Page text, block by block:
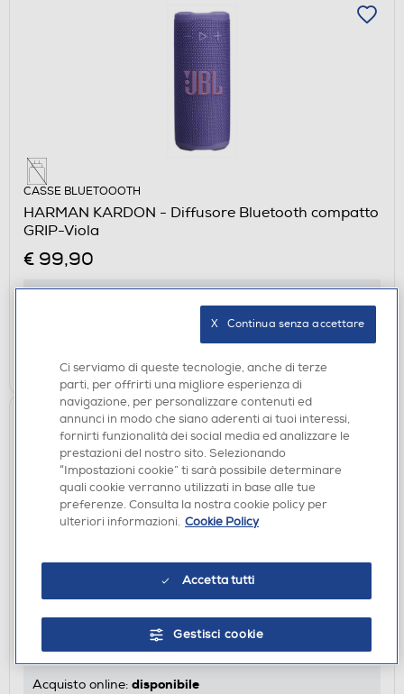
CASSE BLUETOOOTH
HARMAN KARDON - Diffusore Bluetooth compatto
GRIP-Viola
€ 99,90
Ritiro in negozio in 30' gratuito: verifica
CASSE BLUETOOOTH
HARMAN KARDON - Speaker GO ESSENTIAL 2-Blu
€ 34,90
Acquisto online: disponibile
Ci serviamo di queste tecnologie, anche di terze
parti, per offrirti una migliore esperienza di
navigazione, per personalizzare contenuti ed
annunci in modo che siano aderenti ai tuoi interessi,
fornirti funzionalità dei social media ed analizzare le
prestazioni del nostro sito. Selezionando
“Impostazioni cookie” ti sarà possibile determinare
quali cookie verranno utilizzati in base alle tue
preferenze. Consulta la nostra cookie policy per
ulteriori informazioni. Cookie Policy
Accetta tutti
Gestisci cookie
X   Continua senza accettare